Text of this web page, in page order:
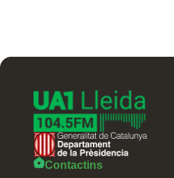
Contactins